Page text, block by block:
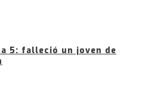
5: falleció un joven de